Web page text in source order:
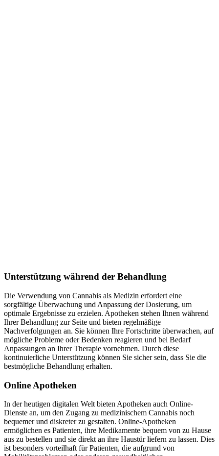
Unterstützung während der Behandlung
Die Verwendung von Cannabis als Medizin erfordert eine
sorgfältige Überwachung und Anpassung der Dosierung, um
optimale Ergebnisse zu erzielen. Apotheken stehen Ihnen während
Ihrer Behandlung zur Seite und bieten regelmäßige
Nachverfolgungen an. Sie können Ihre Fortschritte überwachen, auf
mögliche Probleme oder Bedenken reagieren und bei Bedarf
Anpassungen an Ihrer Therapie vornehmen. Durch diese
kontinuierliche Unterstützung können Sie sicher sein, dass Sie die
bestmögliche Behandlung erhalten.
Online Apotheken
In der heutigen digitalen Welt bieten Apotheken auch Online-
Dienste an, um den Zugang zu medizinischem Cannabis noch
bequemer und diskreter zu gestalten. Online-Apotheken
ermöglichen es Patienten, ihre Medikamente bequem von zu Hause
aus zu bestellen und sie direkt an ihre Haustür liefern zu lassen. Dies
ist besonders vorteilhaft für Patienten, die aufgrund von